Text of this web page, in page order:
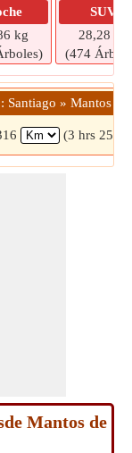
kg
SUV
28,28 kg
(474
Santiago » Mantos
(3 hrs 25
Mantos de